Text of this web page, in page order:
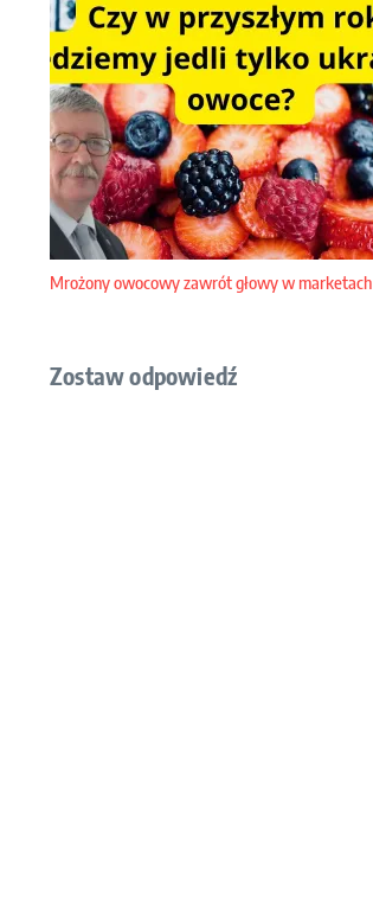
Mrożony owocowy zawrót głowy w marketach
Zostaw odpowiedź